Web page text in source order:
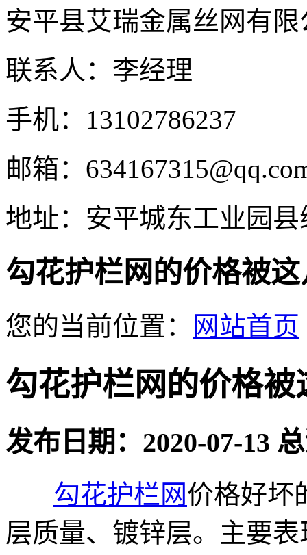
安平县艾瑞金属丝网有限
联系人：李经理
手机：13102786237
邮箱：
地址：安平城东工业园县
勾花护栏网的价格被
您的当前位置： 网站首页
勾花护栏网的价格被
发布日期：2020-07-13
勾花护栏网价格好坏
层质量、镀锌层。主要